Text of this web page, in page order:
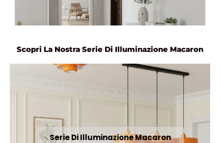
Scopri La Nostra Serie Di Illuminazione Macaron
Serie Di Illuminazione Macaron